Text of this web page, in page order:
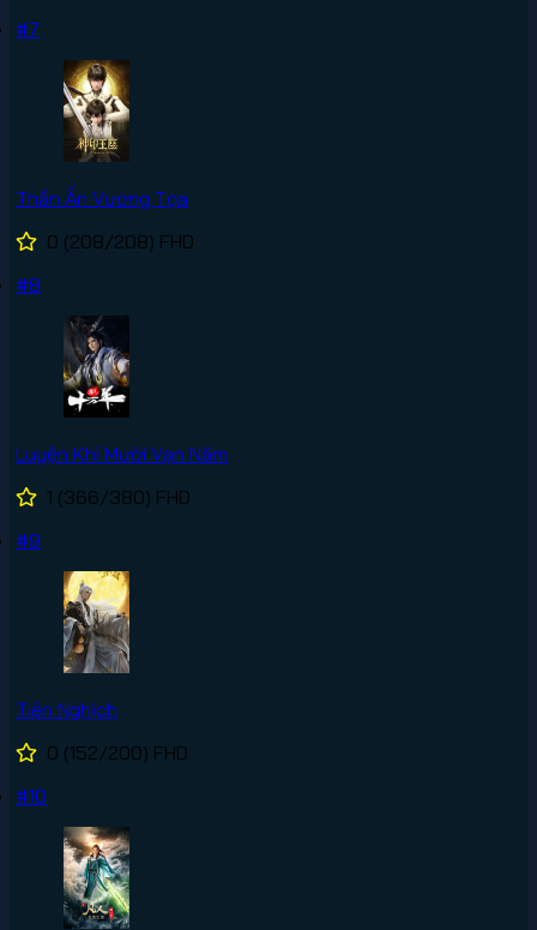
#7
Thần Ấn Vương Tọa
0 (208/208) FHD
#8
Luyện Khí Mười Vạn Năm
1 (366/380) FHD
#9
Tiên Nghịch
0 (152/200) FHD
#10